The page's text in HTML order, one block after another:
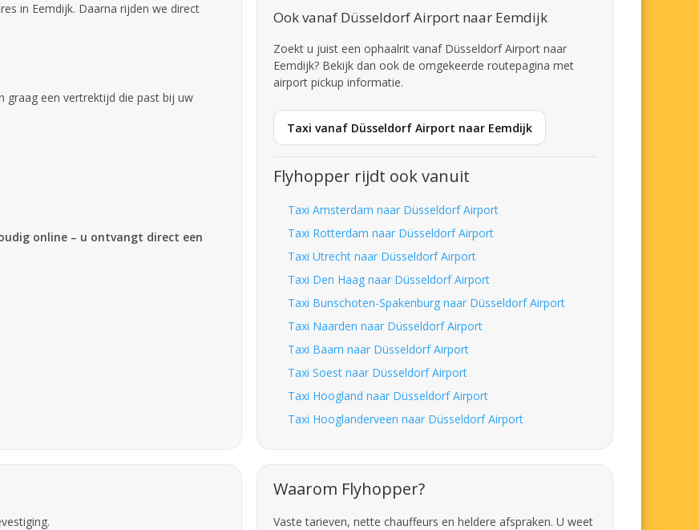
in Eemdijk. Daarna rijden we direct
graag een vertrektijd die past bij uw
online – u ontvangt direct een
Ook vanaf Düsseldorf Airport naar Eemdijk
Zoekt u juist een ophaalrit vanaf Düsseldorf Airport naar
Eemdijk? Bekijk dan ook de omgekeerde routepagina met
airport pickup informatie.
Taxi vanaf Düsseldorf Airport naar Eemdijk
Flyhopper rijdt ook vanuit
Taxi Amsterdam naar Düsseldorf Airport
Taxi Rotterdam naar Düsseldorf Airport
Taxi Utrecht naar Düsseldorf Airport
Taxi Den Haag naar Düsseldorf Airport
Taxi Bunschoten-Spakenburg naar Düsseldorf Airport
Taxi Naarden naar Düsseldorf Airport
Taxi Baarn naar Düsseldorf Airport
Taxi Soest naar Düsseldorf Airport
Taxi Hoogland naar Düsseldorf Airport
Taxi Hooglanderveen naar Düsseldorf Airport
Waarom Flyhopper?
Vaste tarieven, nette chauffeurs en heldere afspraken. U weet